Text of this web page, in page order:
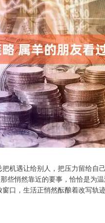
机遇让给别人，把压力留给自
些悄然靠近的要事，恰恰是为
口，生活正悄然酝酿着改写轨迹
-34.08 -0.24%